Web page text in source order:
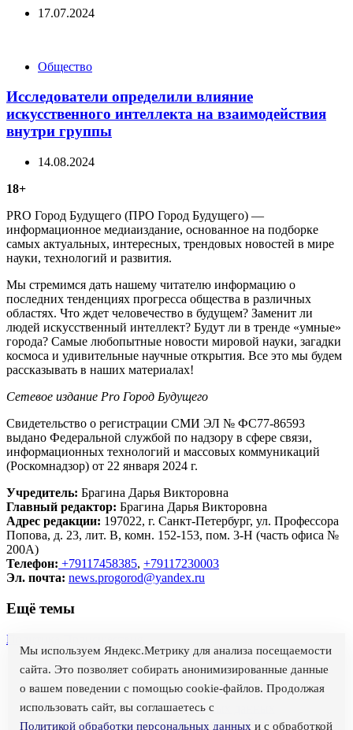
17.07.2024
CategoriesОбщество
Исследователи определили влияние
искусственного интеллекта на взаимодействия
внутри группы
14.08.2024
18+
PRO Город Будущего (ПРО Город Будущего) —
информационное медиаиздание, основанное на подборке
самых актуальных, интересных, трендовых новостей в мире
науки, технологий и развития.
Мы стремимся дать нашему читателю информацию о
последних тенденциях прогресса общества в различных
областях. Что ждет человечество в будущем? Заменит ли
людей искусственный интеллект? Будут ли в тренде «умные»
города? Самые любопытные новости мировой науки, загадки
космоса и удивительные научные открытия. Все это мы будем
рассказывать в наших материалах!
Сетевое издание Рrо Город Будущего
Свидетельство о регистрации СМИ ЭЛ № ФС77-86593
выдано Федеральной службой по надзору в сфере связи,
информационных технологий и массовых коммуникаций
(Роскомнадзор) от 22 января 2024 г.
Учредитель: Брагина Дарья Викторовна
Главный редактор: Брагина Дарья Викторовна
Адрес редакции: 197022, г. Санкт-Петербург, ул. Профессора
Попова, д. 23, лит. В, комн. 152-153, пом. 3-Н (часть офиса №
200А)
Телефон: +79117458385, +79117230003
Эл. почта: news.progorod@yandex.ru
Ещё темы
Политика
О проекте
Реклама
Политика обработки персональных данных
Правила использования материалов сайта
Мы используем Яндекс.Метрику для анализа посещаемости
сайта. Это позволяет собирать анонимизированные данные
о вашем поведении с помощью cookie-файлов. Продолжая
использовать сайт, вы соглашаетесь с
Политикой обработки персональных данных и с обработкой